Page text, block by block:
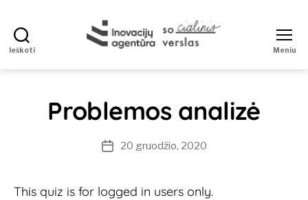
Ieškoti
verslas
Meniu
Problemos analizė
Įrašo20 gruodžio, 2020
This quiz is for logged in users only.